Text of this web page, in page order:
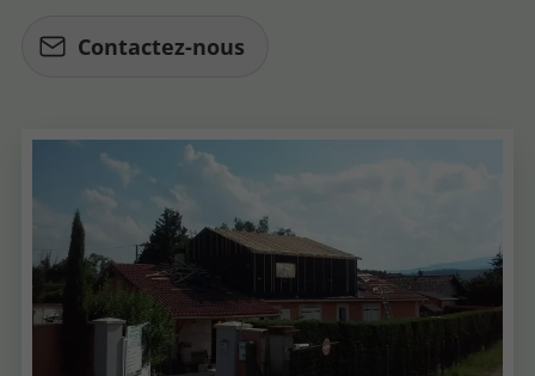
Contactez-nous